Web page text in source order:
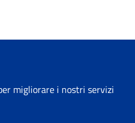
migliorare i nostri servizi